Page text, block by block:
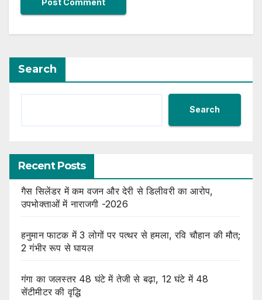
Search
Search
Recent Posts
गैस सिलेंडर में कम वजन और देरी से डिलीवरी का आरोप,
उपभोक्ताओं में नाराजगी -2026
हनुमान फाटक में 3 लोगों पर पत्थर से हमला, रवि चौहान की मौत;
2 गंभीर रूप से घायल
गंगा का जलस्तर 48 घंटे में तेजी से बढ़ा, 12 घंटे में 48
सेंटीमीटर की वृद्धि